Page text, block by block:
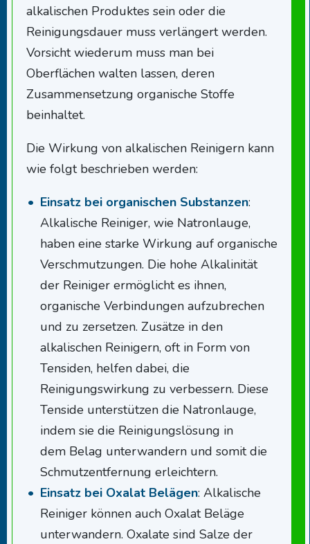
alkalischen Produktes sein oder die
Reinigungsdauer muss verlängert werden.
Vorsicht wiederum muss man bei
Oberflächen walten lassen, deren
Zusammensetzung organische Stoffe
beinhaltet.
Die Wirkung von alkalischen Reinigern kann
wie folgt beschrieben werden:
Einsatz bei organischen Substanzen:
Alkalische Reiniger, wie Natronlauge,
haben eine starke Wirkung auf organische
Verschmutzungen. Die hohe Alkalinität
der Reiniger ermöglicht es ihnen,
organische Verbindungen aufzubrechen
und zu zersetzen. Zusätze in den
alkalischen Reinigern, oft in Form von
Tensiden, helfen dabei, die
Reinigungswirkung zu verbessern. Diese
Tenside unterstützen die Natronlauge,
indem sie die Reinigungslösung in
dem Belag unterwandern und somit die
Schmutzentfernung erleichtern.
Einsatz bei Oxalat Belägen: Alkalische
Reiniger können auch Oxalat Beläge
unterwandern. Oxalate sind Salze der